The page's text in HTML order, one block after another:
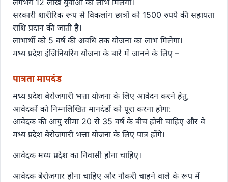
लगभग 12 लाख युवाओं को लाभ मिलेगा।
सरकारी शारीरिक रूप से विकलांग छात्रों को 1500 रुपये की सहायता
राशि प्रदान की जाती है।
लाभार्थी को 5 वर्ष की अवधि तक योजना का लाभ मिलेगा।
मध्य प्रदेश इंजिनियरिंग योजना के बारे में जानने के लिए –
पात्रता मापदंड
मध्य प्रदेश बेरोजगारी भत्ता योजना के लिए आवेदन करने हेतु,
आवेदकों को निम्नलिखित मानदंडों को पूरा करना होगा:
आवेदक की आयु सीमा 20 से 35 वर्ष के बीच होनी चाहिए और वे
मध्य प्रदेश बेरोजगारी भत्ता योजना के लिए पात्र होंगे।
आवेदक मध्य प्रदेश का निवासी होना चाहिए।
आवेदक बेरोजगार होना चाहिए और नौकरी चाहने वाले के रूप में